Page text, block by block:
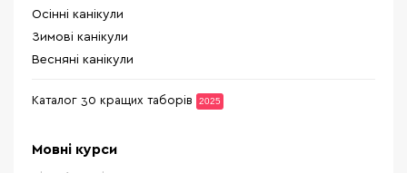
Осінні канікули
Зимові канікули
Весняні канікули
Каталог 30 кращих таборів 2025
Мовні курси